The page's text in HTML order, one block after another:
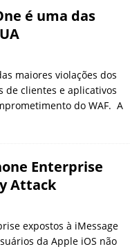
é uma das
maiores violações dos
de clientes e aplicativos
do WAF. A
Enterprise
Attack
expostos à iMessage
da Apple iOS não